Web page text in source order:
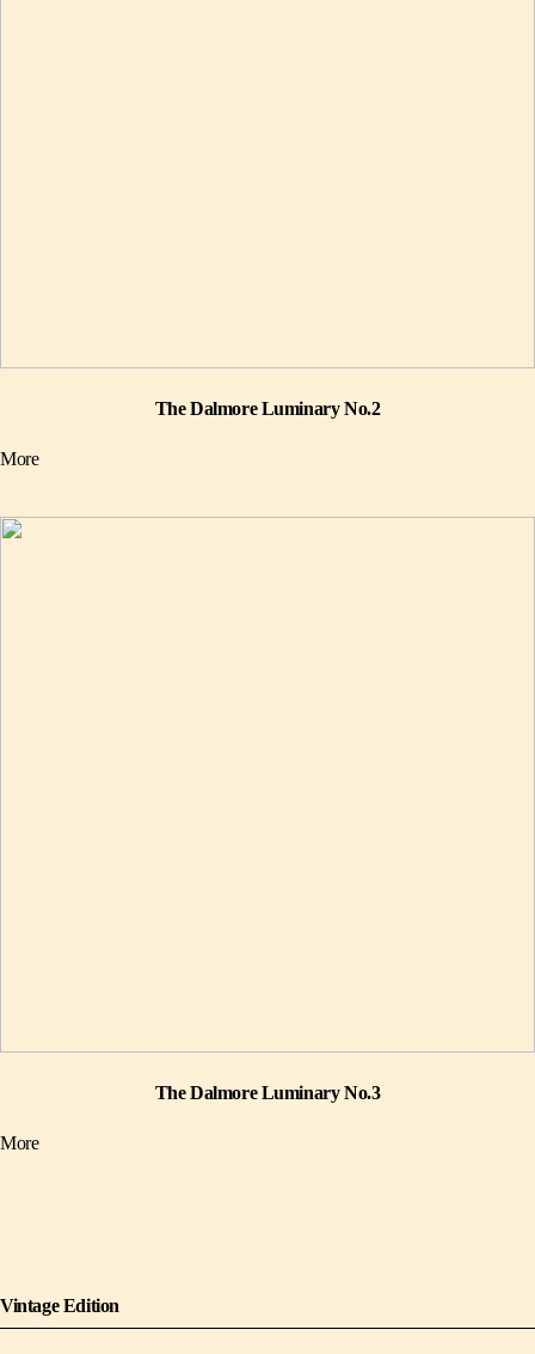
The Dalmore Luminary No.2
More
The Dalmore Luminary No.3
More
Vintage Edition